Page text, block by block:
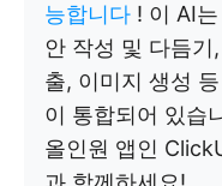
능합니다 ! 이 AI
안 작성 및 다듬기
출, 이미지 생성
이 통합되어 있습
올인원 앱인